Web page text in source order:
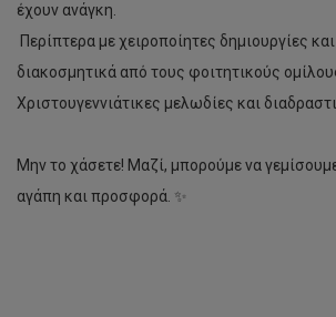
έχουν ανάγκη.
Περίπτερα με χειροποίητες δημιουργίες
διακοσμητικά από τους φοιτητικούς
Χριστουγεννιάτικες μελωδίες και
Μην το χάσετε! Μαζί, μπορούμε να
αγάπη και προσφορά. ✨